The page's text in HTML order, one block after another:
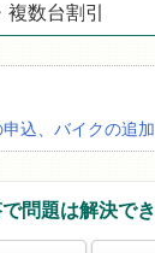
数台割引
込、バイクの追加
問題は解決で